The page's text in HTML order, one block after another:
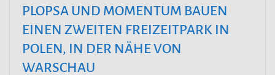
PLOPSA UND MOMENTUM BAUEN
EINEN ZWEITEN FREIZEITPARK IN
POLEN, IN DER NÄHE VON
WARSCHAU